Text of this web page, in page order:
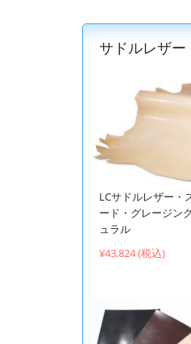
サドルレザ
LCサドルレザー・
ード・グレージン
ュラル
¥43,824 (税込)